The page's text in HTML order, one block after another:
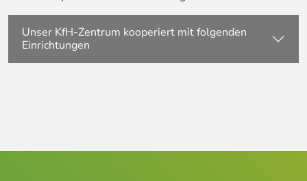
Unser KfH-Zentrum kooperiert mit folgenden
Einrichtungen